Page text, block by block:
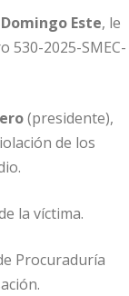
Este, le
530-2025-SMEC-
(presidente),
de los
la víctima.
Procuraduría